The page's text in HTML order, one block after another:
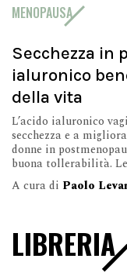
MENOPAUSA
Secchezza in
ialuronico
della vita
L’acido ialuronico
secchezza e a
donne in
buona tollerabilità.
A cura di Paolo
LIBRERIA